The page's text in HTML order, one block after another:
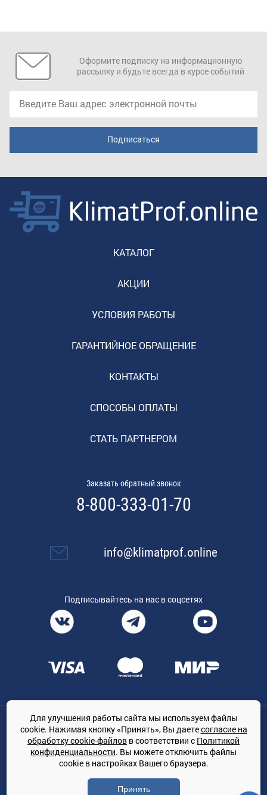
Оформите подписку на информационную
рассылку и будьте всегда в курсе событий
КАТАЛОГ
АКЦИИ
УСЛОВИЯ РАБОТЫ
ГАРАНТИЙНОЕ ОБРАЩЕНИЕ
КОНТАКТЫ
СПОСОБЫ ОПЛАТЫ
СТАТЬ ПАРТНЕРОМ
Заказать обратный звонок
8-800-333-01-70
info@klimatprof.online
Подписывайтесь на нас в соцсетях
Общество с ограниченной ответственностью «ТРЕЙДКОН», ОГРН:
1167847364079, 197022, г. Санкт-Петербург, проспект Медиков, 7
КЛИМАТПРОФ.ONLINE - оптовая продажа кондиционеров и
климатической техники на территории РФ
© Сайт принадлежит ООО «ТРЕЙДКОН»
Для улучшения работы сайта мы используем файлы
cookie. Нажимая кнопку «Принять», Вы даетесогласие на
обработку cookie-файлов в соответствии с Политикой
конфиденциальности. Вы можете отключить файлы
cookie в настройках Вашего браузера.
Принять